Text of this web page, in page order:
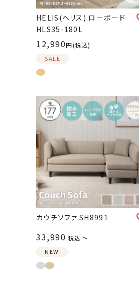
HELIS(ヘリス) ローボード
HLS35-180L
12,990
税込
SALE
カウチソファ SH8991
33,990 税込 〜
NEW